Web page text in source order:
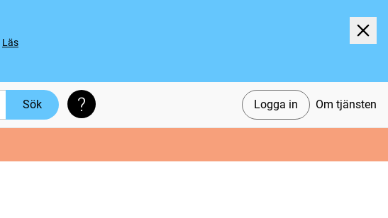
Läs
Logga in Om tjänsten
Sök Söktips